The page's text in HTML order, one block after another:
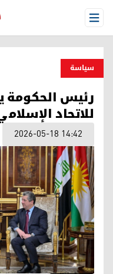
Open Menu
سیاسة
رئيس الحكومة
للاتحاد
2026-05-18 14:42